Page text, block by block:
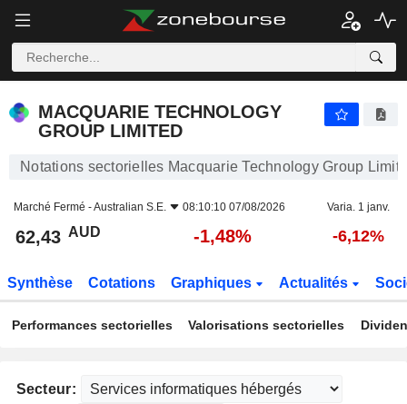
MACQUARIE TECHNOLOGY
GROUP LIMITED
Notations sectorielles Macquarie Technology Group
Marché Fermé -Australian S.E. 08:10:10 07/08/2026 Varia. 1 janv.
62,43 AUD -1,48% -6,12%
Synthèse Cotations Graphiques Actualités
Performances sectorielles Valorisations sectorielles
Secteur: